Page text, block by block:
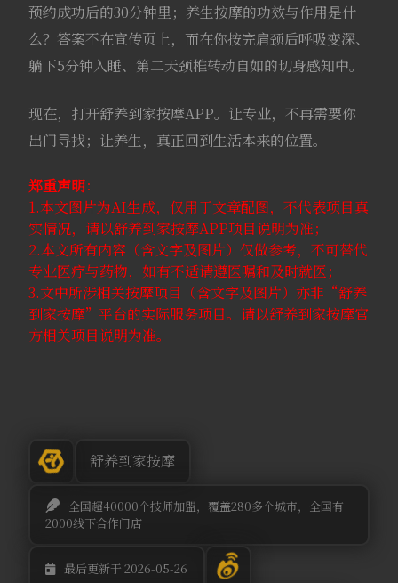
预约成功后的30分钟里；养生按摩的功效与作用是什
么？答案不在宣传页上，而在你按完肩颈后呼吸变深、
躺下5分钟入睡、第二天颈椎转动自如的切身感知中。
现在，打开舒养到家按摩APP。让专业，不再需要你
出门寻找；让养生，真正回到生活本来的位置。
郑重声明：
1.本文图片为AI生成，仅用于文章配图，不代表项目真
实情况，请以舒养到家按摩APP项目说明为准；
2.本文所有内容（含文字及图片）仅做参考，不可替代
专业医疗与药物，如有不适请遵医嘱和及时就医；
3.文中所涉相关按摩项目（含文字及图片）亦非“舒养
到家按摩”平台的实际服务项目。请以舒养到家按摩官
方相关项目说明为准。
舒养到家按摩
全国超40000个技师加盟，覆盖280多个城市，全国有
2000线下合作门店
最后更新于 2026-05-26